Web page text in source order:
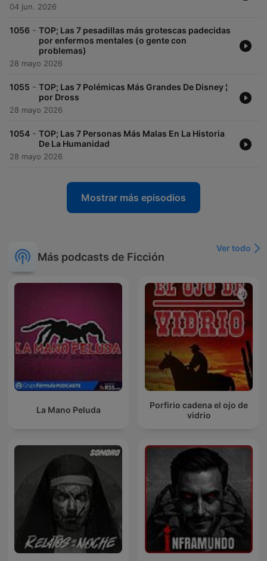
04 jun. 2026
1056 - TOP; Las 7 pesadillas más grotescas padecidas
por enfermos mentales (o gente con
problemas)
28 mayo 2026
1055 - TOP; Las 7 Polémicas Más Grandes De Disney ¦
por Dross
28 mayo 2026
1054 - TOP; Las 7 Personas Más Malas En La Historia
De La Humanidad
28 mayo 2026
Mostrar más episodios
Más podcasts de Ficción
Ver todo
La Mano Peluda
Porfirio cadena el ojo de
vidrio